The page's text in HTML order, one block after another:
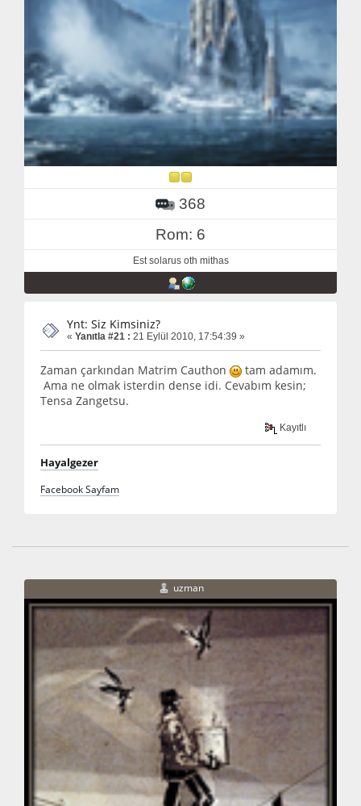
368
Rom: 6
Est solarus oth mithas
Ynt: Siz Kimsiniz?
« Yanıtla #21 : 21 Eylül 2010, 17:54:39 »
Zaman çarkından Matrim Cauthon
tam adamım.
Ama ne olmak isterdin dense idi. Cevabım kesin;
Tensa Zangetsu.
Kayıtlı
Hayalgezer
Facebook Sayfam
uzman